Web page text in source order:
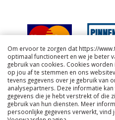
Om ervoor te zorgen dat https://
optimaal functioneert en we je beter
gebruik van cookies. Cookies
op jou af te stemmen en ons
tevens gegevens over je gebruik van
analysepartners. Deze informatie
gegevens die je hebt verstrekt of die
gebruik van hun diensten. Meer
persoonlijke gegevens verwerkt, vind